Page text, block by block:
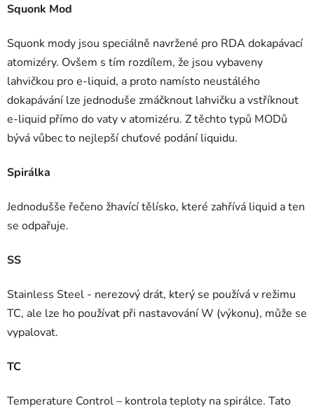
Squonk Mod
Squonk mody jsou speciálně navržené pro RDA dokapávací
atomizéry. Ovšem s tím rozdílem, že jsou vybaveny
lahvičkou pro e-liquid, a proto namísto neustálého
dokapávání lze jednoduše zmáčknout lahvičku a vstříknout
e-liquid přímo do vaty v atomizéru. Z těchto typů MODů
bývá vůbec to nejlepší chuťové podání liquidu.
Spirálka
Jednodušše řečeno žhavící tělísko, které zahřívá liquid a ten
se odpařuje.
SS
Stainless Steel - nerezový drát, který se používá v režimu
TC, ale lze ho používat při nastavování W (výkonu), může se
vypalovat.
TC
Temperature Control – kontrola teploty na spirálce. Tato